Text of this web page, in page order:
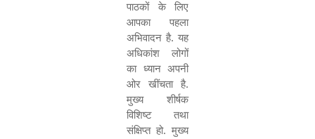
पाठकों के लिए
आपका पहला
अभिवादन है. यह
अधिकांश लोगों
का ध्यान अपनी
ओर खींचता है.
मुख्य शीर्षक
विशिष्ट तथा
संक्षिप्त हो. मुख्य